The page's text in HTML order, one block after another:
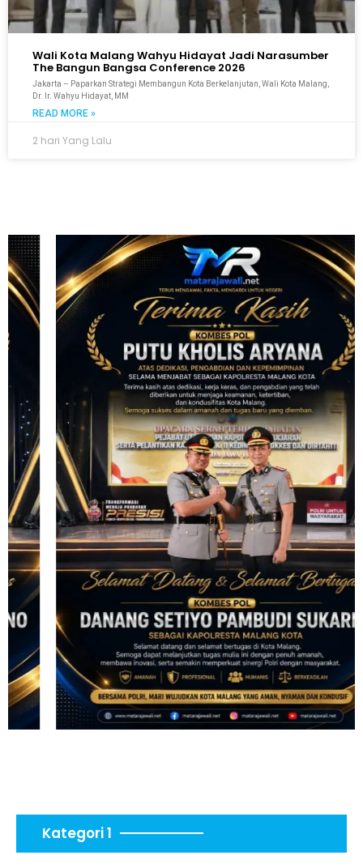
Wali Kota Malang Wahyu Hidayat Jadi Narasumber
The Bangun Bangsa Conference 2026
Jakarta – Paparkan Strategi Membangun Kota Berkelanjutan, Wali Kota Malang,
Dr. Ir. Wahyu Hidayat, MM
READ MORE »
2 hari Yang Lalu
Kategori 1